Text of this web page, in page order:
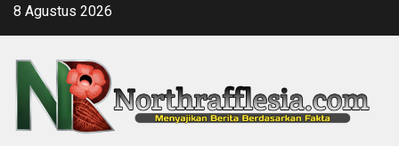
Skip8 Agustus 2026